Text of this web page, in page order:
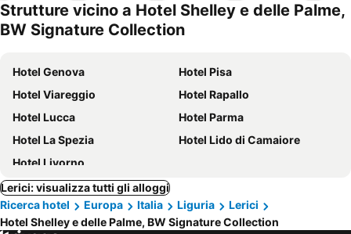
Strutture vicino a Hotel Shelley e delle Palme,
BW Signature Collection
Hotel Genova
Hotel Pisa
Hotel Viareggio
Hotel Rapallo
Hotel Lucca
Hotel Parma
Hotel La Spezia
Hotel Lido di Camaiore
Hotel Livorno
Lerici: visualizza tutti gli alloggi
Ricerca hotel
Europa Italia Liguria
Lerici
Hotel Shelley e delle Palme, BW Signature Collection